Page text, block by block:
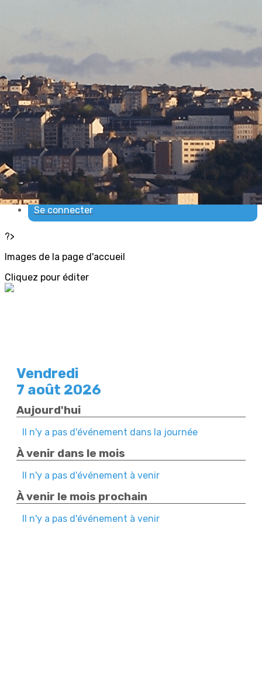
Exporter les lignes sélectionnées
Menu
Ajoutez un logo, un bouton, des réseaux sociaux
Cliquez pour éditer
ACCUEIL ▴▾
Nous contacter▴▾
Qui sommes-nous▴▾
Espace membres▴▾
Se connecter
?>
Images de la page d'accueil
Cliquez pour éditer
Vendredi
7 août 2026
Aujourd'hui
Il n'y a pas d'événement dans la journée
À venir dans le mois
Il n'y a pas d'événement à venir
À venir le mois prochain
Il n'y a pas d'événement à venir